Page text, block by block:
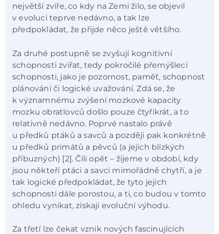
největší zvíře, co kdy na Zemi žilo, se objevil
v evoluci teprve nedávno, a tak lze
předpokládat, že přijde něco ještě většího.
Za druhé postupně se zvyšují kognitivní
schopnosti zvířat, tedy pokročilé přemýšlecí
schopnosti, jako je pozornost, paměť, schopnost
plánování či logické uvažování. Zdá se, že
k významnému zvýšení mozkové kapacity
mozku obratlovců došlo pouze čtyřikrát, a to
relativně nedávno. Poprvé nastalo právě
u předků ptáků a savců a později pak konkrétně
u předků primátů a pěvců (a jejich blízkých
příbuzných) [2]. Čili opět – žijeme v období, kdy
jsou někteří ptáci a savci mimořádně chytří, a je
tak logické předpokládat, že tyto jejich
schopnosti dále porostou, a ti, co budou v tomto
ohledu vynikat, získají evoluční výhodu.
Za třetí lze čekat vznik nových fascinujících